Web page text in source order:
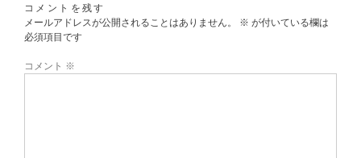
コメントを残す
メールアドレスが公開されることはありません。
※ が付いている欄は
必須項目です
コメント ※